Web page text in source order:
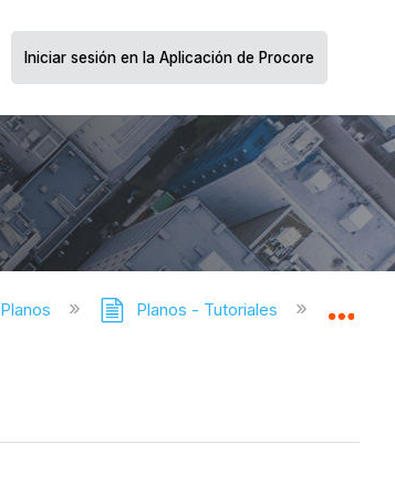
Iniciar sesión en la Aplicación de Procore
Planos Planos - Tutoriales Cargar